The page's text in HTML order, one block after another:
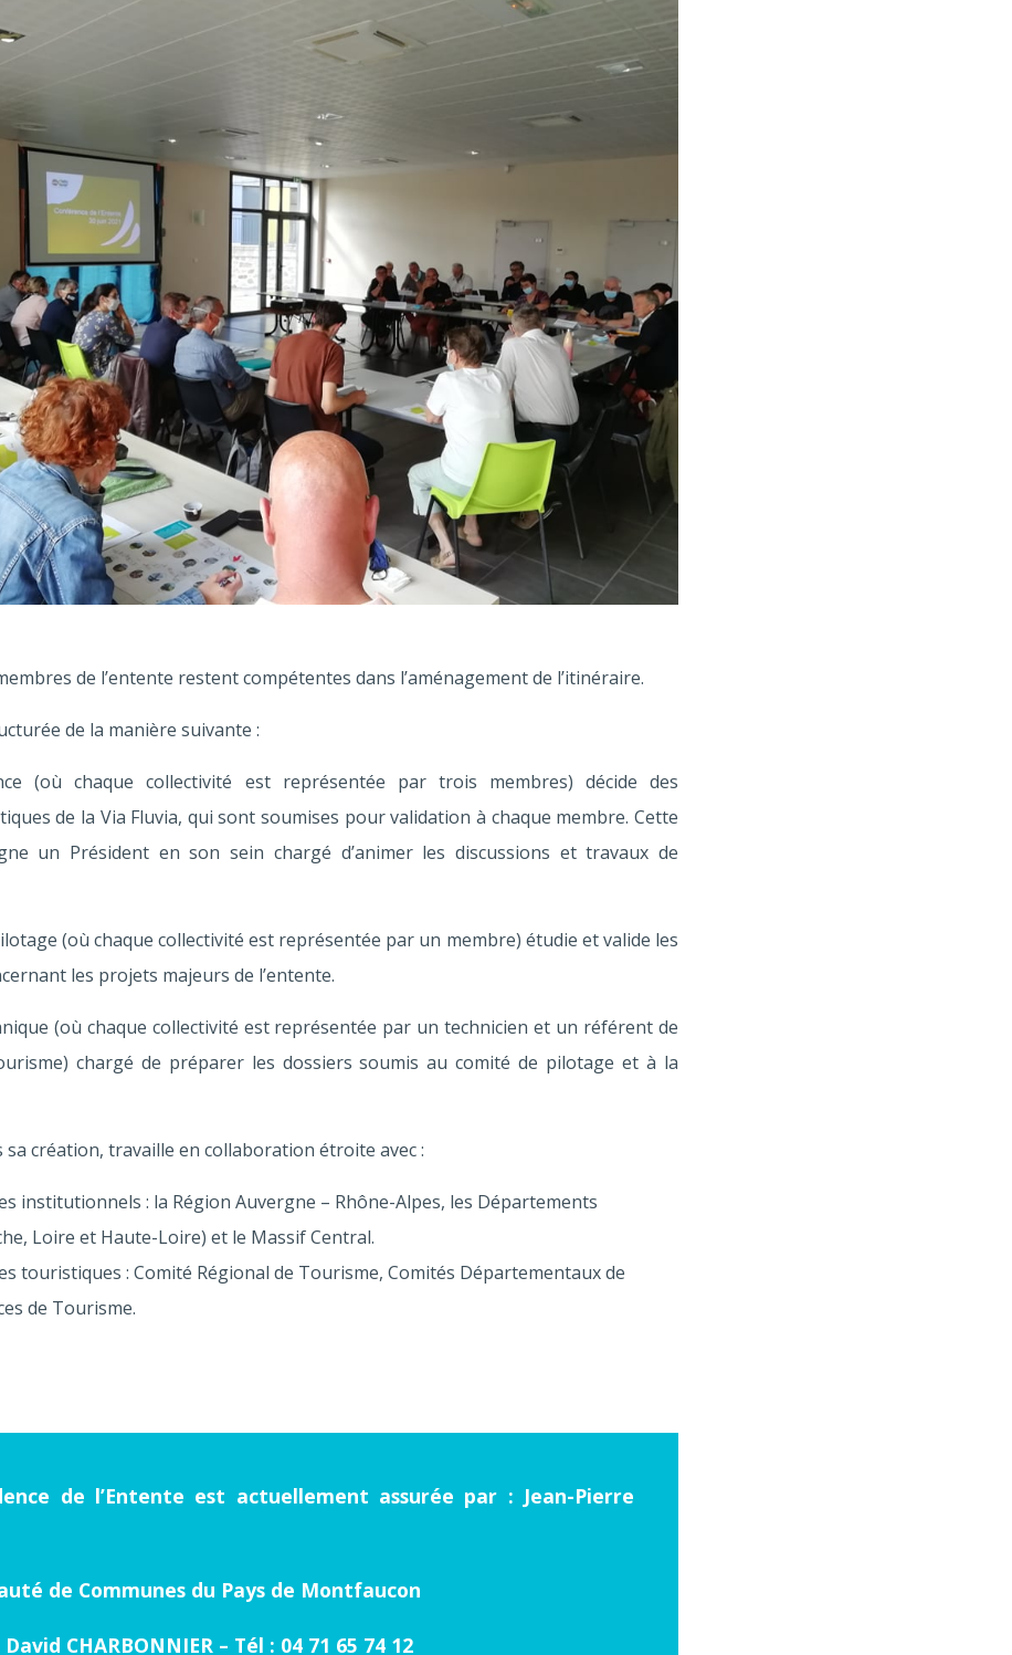
de l’entente restent compétentes dans l’aménagement de l’itinéraire.
de la manière suivante :
(où chaque collectivité est représentée par trois membres) décide des
de la Via Fluvia, qui sont soumises pour validation à chaque membre. Cette
un Président en son sein chargé d’animer les discussions et travaux de
(où chaque collectivité est représentée par un membre) étudie et valide les
les projets majeurs de l’entente.
(où chaque collectivité est représentée par un technicien et un référent de
chargé de préparer les dossiers soumis au comité de pilotage et à la
sa création, travaille en collaboration étroite avec :
institutionnels : la Région Auvergne – Rhône-Alpes, les Départements
Loire et Haute-Loire) et le Massif Central.
touristiques : Comité Régional de Tourisme, Comités Départementaux de
de Tourisme.
de l’Entente est actuellement assurée par : Jean-Pierre
de Communes du Pays de Montfaucon
CHARBONNIER – Tél : 04 71 65 74 12